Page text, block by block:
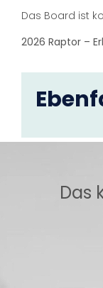
Das Board ist
2026 Raptor –
Das